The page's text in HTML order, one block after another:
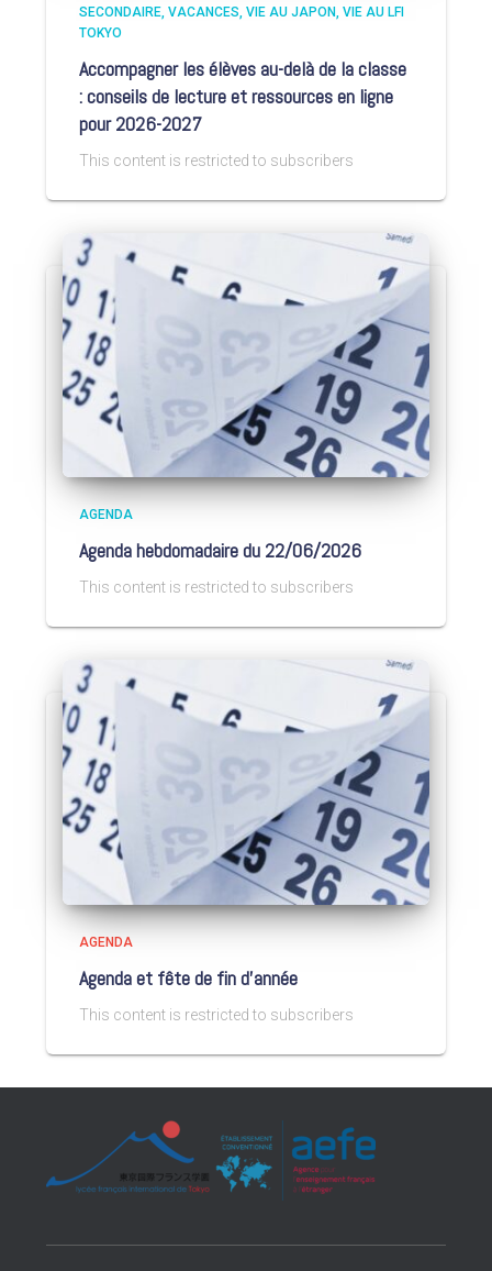
SECONDAIRE VACANCES VIE AU JAPON VIE AU LFI
TOKYO
Accompagner les élèves au-delà de la classe
: conseils de lecture et ressources en ligne
pour 2026-2027
This content is restricted to subscribers
AGENDA
Agenda hebdomadaire du 22/06/2026
This content is restricted to subscribers
AGENDA
Agenda et fête de fin d’année
This content is restricted to subscribers